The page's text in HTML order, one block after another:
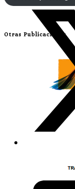
Otras Publicaciones